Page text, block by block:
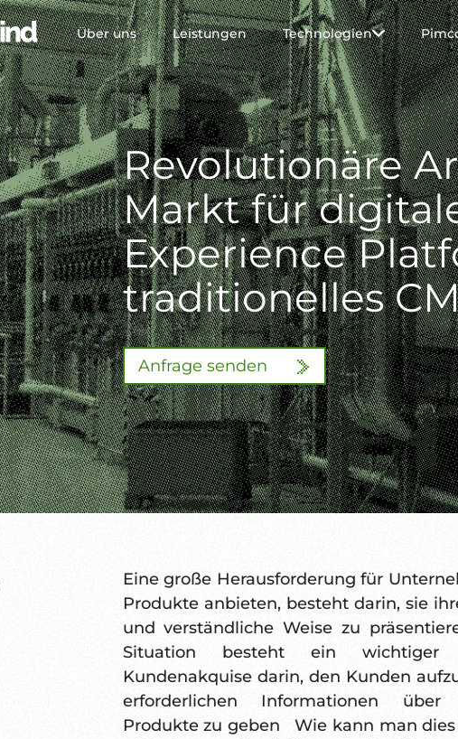
Über uns Leistungen Technologien
Revolutionäre
Markt für
Experience
traditionelles
Anfrage senden
Eine große Herausforderung für
Produkte anbieten, besteht darin, sie
und verständliche Weise zu
Situation besteht ein
Kundenakquise darin, den Kunden
erforderlichen Informationen
Produkte zu geben Wie kann man